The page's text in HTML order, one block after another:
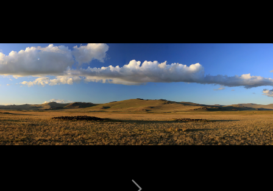
Пять Священных Вершин - Табын-Богдо-Ола